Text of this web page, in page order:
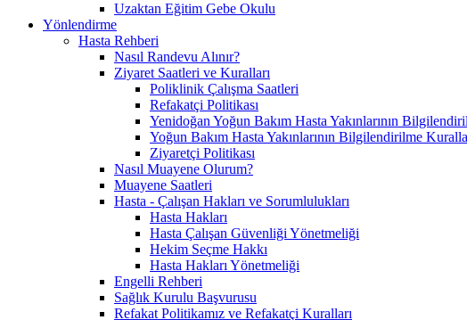
Uzaktan Eğitim Gebe Okulu
Yönlendirme
Hasta Rehberi
Nasıl Randevu Alınır?
Ziyaret Saatleri ve Kuralları
Poliklinik Çalışma Saatleri
Refakatçi Politikası
Yenidoğan Yoğun Bakım Hasta Yakınlarının
Yoğun Bakım Hasta Yakınlarının Bilgilendirilme
Ziyaretçi Politikası
Nasıl Muayene Olurum?
Muayene Saatleri
Hasta - Çalışan Hakları ve Sorumlulukları
Hasta Hakları
Hasta Çalışan Güvenliği Yönetmeliği
Hekim Seçme Hakkı
Hasta Hakları Yönetmeliği
Engelli Rehberi
Sağlık Kurulu Başvurusu
Refakat Politikamız ve Refakatçi Kuralları